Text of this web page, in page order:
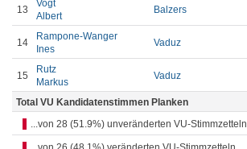
13
Vogt
Albert
Balzers
14
Rampone-Wanger
Ines
Vaduz
15
Rutz
Markus
Vaduz
Total VU Kandidatenstimmen Planken
...von 28 (51.9%) unveränderten VU-Stimmzetteln